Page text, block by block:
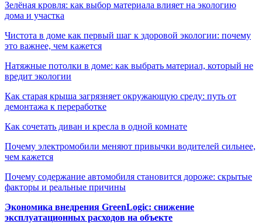
Зелёная кровля: как выбор материала влияет на экологию
дома и участка
Чистота в доме как первый шаг к здоровой экологии: почему
это важнее, чем кажется
Натяжные потолки в доме: как выбрать материал, который не
вредит экологии
Как старая крыша загрязняет окружающую среду: путь от
демонтажа к переработке
Как сочетать диван и кресла в одной комнате
Почему электромобили меняют привычки водителей сильнее,
чем кажется
Почему содержание автомобиля становится дороже: скрытые
факторы и реальные причины
Экономика внедрения GreenLogic: снижение
эксплуатационных расходов на объекте